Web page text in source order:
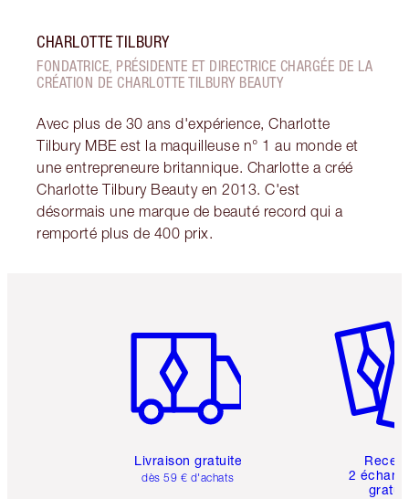
CHARLOTTE TILBURY
FONDATRICE, PRÉSIDENTE ET DIRECTRICE CHARGÉE DE LA
CRÉATION DE CHARLOTTE TILBURY BEAUTY
Avec plus de 30 ans d'expérience, Charlotte
Tilbury MBE est la maquilleuse n° 1 au monde et
une entrepreneure britannique. Charlotte a créé
Charlotte Tilbury Beauty en 2013. C'est
désormais une marque de beauté record qui a
remporté plus de 400 prix.
Livraison gratuite
dès 59 € d'achats
2